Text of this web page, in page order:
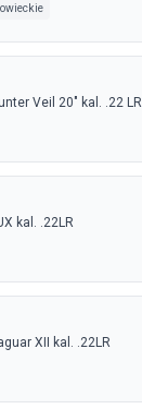
Veil 20" kal. .22 LR
kal. .22LR
XII kal. .22LR